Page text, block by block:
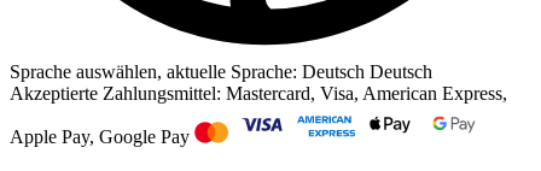
Sprache auswählen, aktuelle Sprache: Deutsch Deutsch
Akzeptierte Zahlungsmittel: Mastercard, Visa, American Express,
Apple Pay, Google Pay